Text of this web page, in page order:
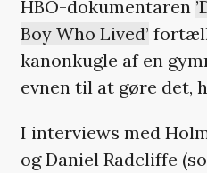
HBO-dokumentaren
Boy Who Lived’
kanonkugle af en
evnen til at gøre det,
I interviews med
og Daniel Radcliffe